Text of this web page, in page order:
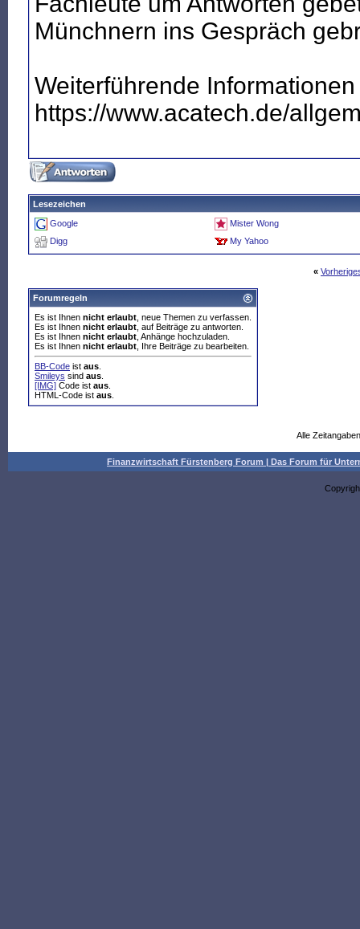
Münchnern ins Gespräch
Weiterführende Informationen
https://www.acatech.de/
Lesezeichen
Google
Mister Wong
Digg
My Yahoo
«
Forumregeln
Es ist Ihnen nicht erlaubt , neue Themen zu verfassen.
Es ist Ihnen nicht erlaubt , auf Beiträge zu antworten.
Es ist Ihnen nicht erlaubt , Anhänge hochzuladen.
Es ist Ihnen nicht erlaubt , Ihre Beiträge zu bearbeiten.
BB-Code ist aus
Smileys sind aus
[IMG] Code ist aus
HTML-Code ist aus
Alle
Finanzwirtschaft Fürstenberg Forum | Das Forum für